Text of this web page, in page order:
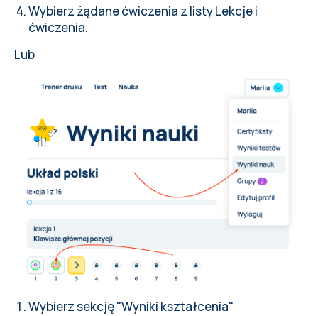
Wybierz żądane ćwiczenia z listy Lekcje i
ćwiczenia.
Lub
Wybierz sekcję "Wyniki kształcenia"